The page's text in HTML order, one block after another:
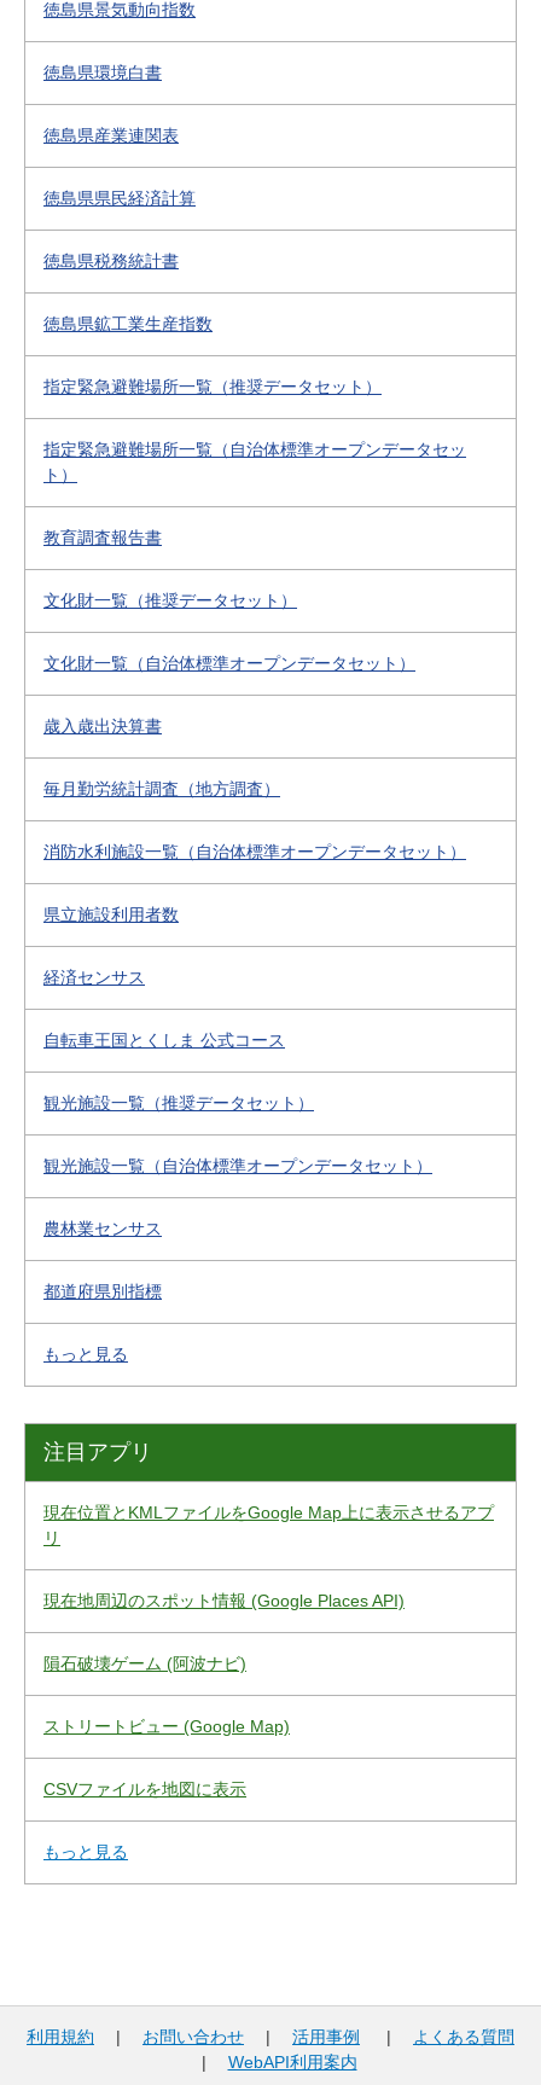
徳島県景気動向指数
徳島県環境白書
徳島県産業連関表
徳島県県民経済計算
徳島県税務統計書
徳島県鉱工業生産指数
指定緊急避難場所一覧（推奨データセット）
指定緊急避難場所一覧（自治体標準オープンデータセッ
ト）
教育調査報告書
文化財一覧（推奨データセット）
文化財一覧（自治体標準オープンデータセット）
歳入歳出決算書
毎月勤労統計調査（地方調査）
消防水利施設一覧（自治体標準オープンデータセット）
県立施設利用者数
経済センサス
自転車王国とくしま 公式コース
観光施設一覧（推奨データセット）
観光施設一覧（自治体標準オープンデータセット）
農林業センサス
都道府県別指標
もっと見る
注目アプリ
現在位置とKMLファイルをGoogle Map上に表示させるアプ
リ
現在地周辺のスポット情報 (Google Places API)
隕石破壊ゲーム (阿波ナビ)
ストリートビュー (Google Map)
CSVファイルを地図に表示
もっと見る
利用規約 | お問い合わせ | 活用事例 |
よくある質問
| WebAPI利用案内